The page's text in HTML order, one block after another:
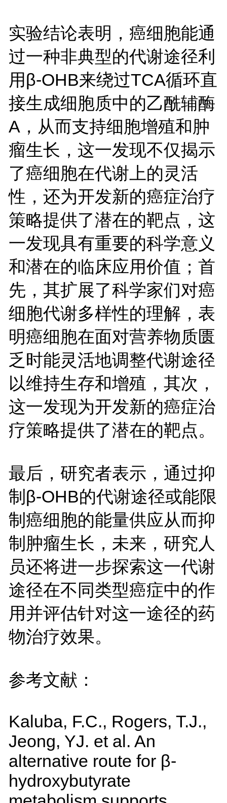
实验结论表明，癌细胞能通
过一种非典型的代谢途径利
用β-OHB来绕过TCA循环直
接生成细胞质中的乙酰辅酶
A，从而支持细胞增殖和肿
瘤生长，这一发现不仅揭示
了癌细胞在代谢上的灵活
性，还为开发新的癌症治疗
策略提供了潜在的靶点，这
一发现具有重要的科学意义
和潜在的临床应用价值；首
先，其扩展了科学家们对癌
细胞代谢多样性的理解，表
明癌细胞在面对营养物质匮
乏时能灵活地调整代谢途径
以维持生存和增殖，其次，
这一发现为开发新的癌症治
疗策略提供了潜在的靶点。
最后，研究者表示，通过抑
制β-OHB的代谢途径或能限
制癌细胞的能量供应从而抑
制肿瘤生长，未来，研究人
员还将进一步探索这一代谢
途径在不同类型癌症中的作
用并评估针对这一途径的药
物治疗效果。
参考文献：
Kaluba, F.C., Rogers, T.J.,
Jeong, YJ. et al. An
alternative route for β-
hydroxybutyrate